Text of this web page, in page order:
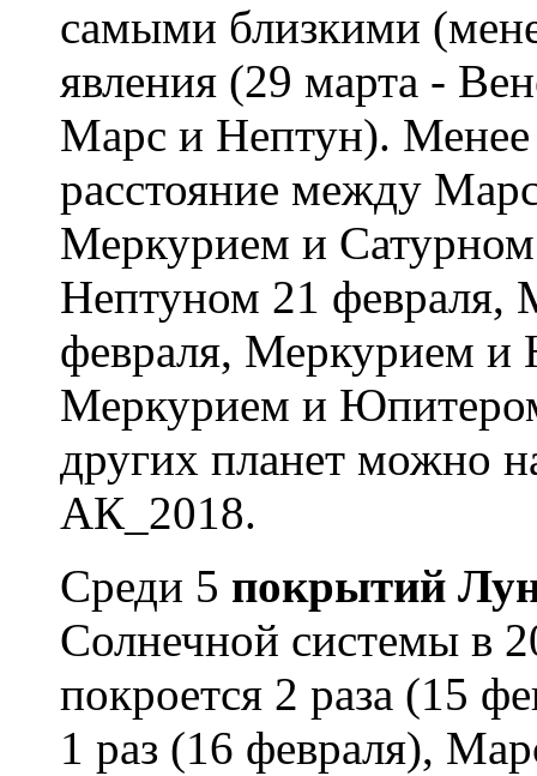
самыми близкими
явления (29 марта -
Марс и Нептун). Менее
расстояние между
Меркурием и
Нептуном 21 февраля,
февраля, Меркурием
Меркурием и
других планет можно
АК_2018.
Среди 5 покрытий
Солнечной системы в
покроется 2 раза (15
1 раз (16 февраля),